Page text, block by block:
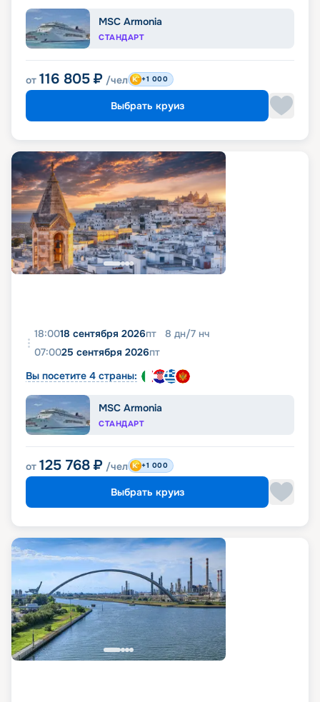
MSC Armonia
СТАНДАРТ
от 116 805 ₽ /чел +1 000
Выбрать круиз
18:0018 сентября 2026пт 8 дн/7 нч
07:0025 сентября 2026пт
Вы посетите 4 страны:
MSC Armonia
СТАНДАРТ
от 125 768 ₽ /чел +1 000
Выбрать круиз